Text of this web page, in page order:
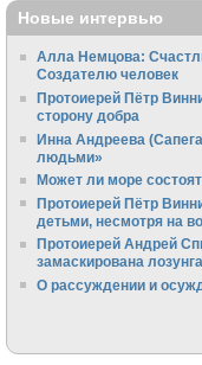
Новые интервью
Алла Немцова:
Создателю человек
Протоиерей Пётр
сторону добра
Инна Андреева
людьми»
Может ли море
Протоиерей Пётр
детьми, несмотря на
Протоиерей Андрей
замаскирована
О рассуждении и